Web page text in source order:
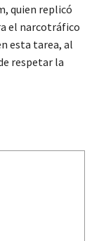
quien replicó
el narcotráfico
esta tarea, al
respetar la